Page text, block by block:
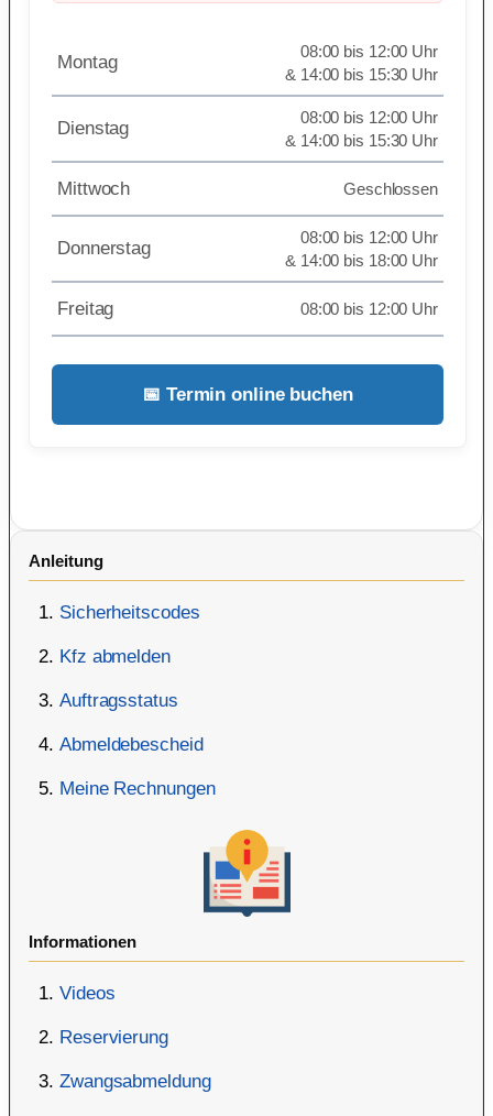
Anleitung
Sicherheitscodes
Kfz abmelden
Auftragsstatus
Abmeldebescheid
Meine Rechnungen
Informationen
Videos
Reservierung
Zwangsabmeldung
Montag
08:00 bis 12:00 Uhr
& 14:00 bis 15:30 Uhr
Dienstag
08:00 bis 12:00 Uhr
& 14:00 bis 15:30 Uhr
Mittwoch Geschlossen
Donnerstag
08:00 bis 12:00 Uhr
& 14:00 bis 18:00 Uhr
Freitag 08:00 bis 12:00 Uhr
📅 Termin online buchen